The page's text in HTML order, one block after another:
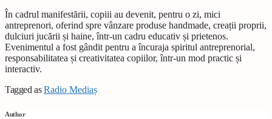
În cadrul manifestării, copiii au devenit, pentru o zi, mici
antreprenori, oferind spre vânzare produse handmade, creații proprii,
dulciuri jucării și haine, într-un cadru educativ și prietenos.
Evenimentul a fost gândit pentru a încuraja spiritul antreprenorial,
responsabilitatea și creativitatea copiilor, într-un mod practic și
interactiv.
Tagged asRadio Mediaș
Author